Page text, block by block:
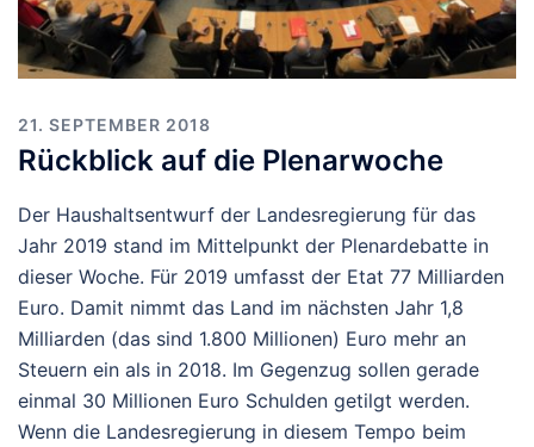
21. SEPTEMBER 2018
Rückblick auf die Plenarwoche
Der Haushaltsentwurf der Landesregierung für das
Jahr 2019 stand im Mittelpunkt der Plenardebatte in
dieser Woche. Für 2019 umfasst der Etat 77 Milliarden
Euro. Damit nimmt das Land im nächsten Jahr 1,8
Milliarden (das sind 1.800 Millionen) Euro mehr an
Steuern ein als in 2018. Im Gegenzug sollen gerade
einmal 30 Millionen Euro Schulden getilgt werden.
Wenn die Landesregierung in diesem Tempo beim